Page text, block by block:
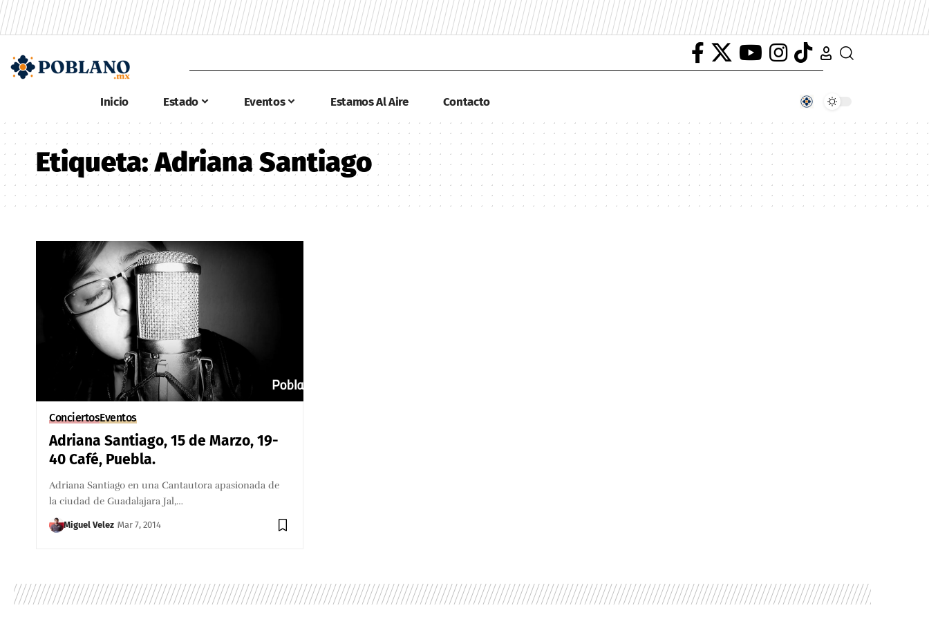
Inicio Estado Eventos Estamos Al Aire Contacto
Etiqueta:Adriana Santiago
ConciertosEventos
Adriana Santiago, 15 de Marzo, 19-
40 Café, Puebla.
Adriana Santiago en una Cantautora apasionada de
la ciudad de Guadalajara Jal,…
Miguel Velez Mar 7, 2014